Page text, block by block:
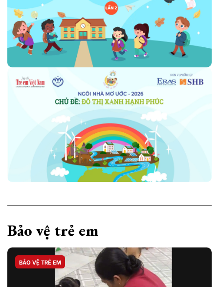
Bảo vệ trẻ em
BẢO VỆ TRẺ EM